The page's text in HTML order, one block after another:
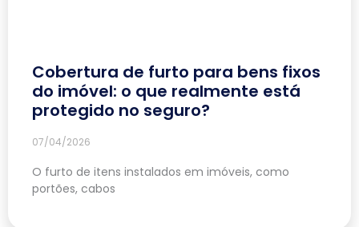
Cobertura de furto para bens fixos
do imóvel: o que realmente está
protegido no seguro?
07/04/2026
O furto de itens instalados em imóveis, como
portões, cabos